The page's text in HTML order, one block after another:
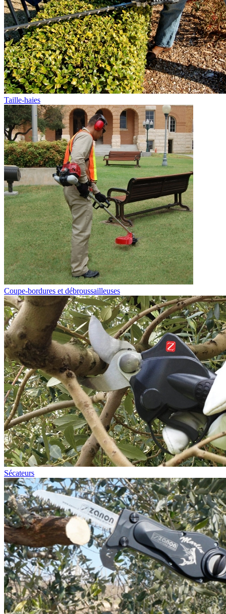
Taille-haies
Coupe-bordures et débroussailleuses
Sécateurs